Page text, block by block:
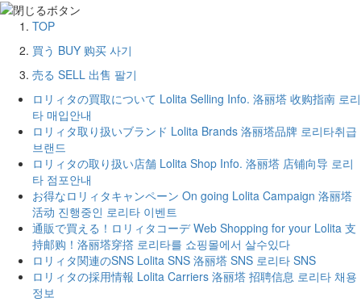
TOP
買う BUY 购买 사기
売る SELL 出售 팔기
ロリィタの買取について Lolita Selling Info. 洛丽塔 收购指南 로리
타 매입안내
ロリィタ取り扱いブランド Lolita Brands 洛丽塔品牌 로리타취급
브랜드
ロリィタの取り扱い店舗 Lolita Shop Info. 洛丽塔 店铺向导 로리
타 점포안내
お得なロリィタキャンペーン On going Lolita Campaign 洛丽塔
活动 진행중인 로리타 이벤트
通販で買える！ロリィタコーデ Web Shopping for your Lolita 支
持邮购！洛丽塔穿撘 로리타를 쇼핑몰에서 살수있다
ロリィタ関連のSNS Lolita SNS 洛丽塔 SNS 로리타 SNS
ロリィタの採用情報 Lolita Carriers 洛丽塔 招聘信息 로리타 채용
정보